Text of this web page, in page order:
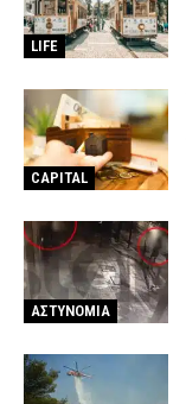
LIFE
CAPITAL
ΑΣΤΥΝΟΜΙΑ